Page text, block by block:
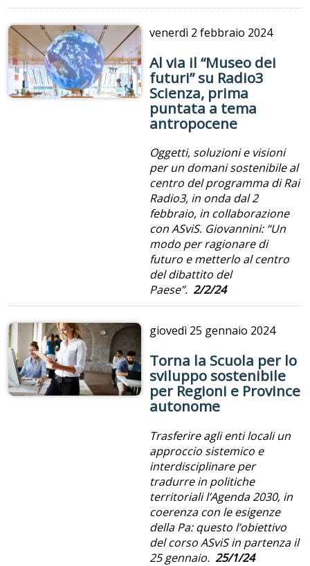
venerdì 2 febbraio 2024
Al via il “Museo dei
futuri” su Radio3
Scienza, prima
puntata a tema
antropocene
Oggetti, soluzioni e visioni
per un domani sostenibile al
centro del programma di Rai
Radio3, in onda dal 2
febbraio, in collaborazione
con ASviS. Giovannini: “Un
modo per ragionare di
futuro e metterlo al centro
del dibattito del
Paese”. 2/2/24
giovedì 25 gennaio 2024
Torna la Scuola per lo
sviluppo sostenibile
per Regioni e Province
autonome
Trasferire agli enti locali un
approccio sistemico e
interdisciplinare per
tradurre in politiche
territoriali l’Agenda 2030, in
coerenza con le esigenze
della Pa: questo l’obiettivo
del corso ASviS in partenza il
25 gennaio. 25/1/24